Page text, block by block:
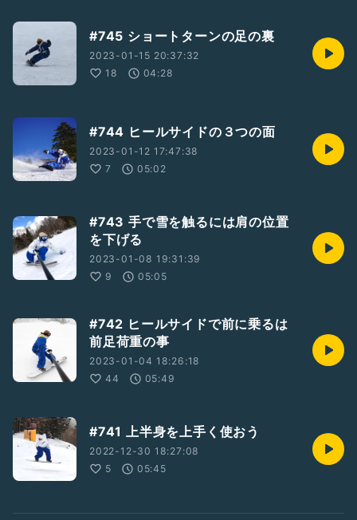
#745 ショートターンの足の裏
2023-01-15 20:37:32
18
04:28
#744 ヒールサイドの３つの面
2023-01-12 17:47:38
7
05:02
#743 手で雪を触るには肩の位置
を下げる
2023-01-08 19:31:39
9
05:05
#742 ヒールサイドで前に乗るは
前足荷重の事
2023-01-04 18:26:18
44
05:49
#741 上半身を上手く使おう
2022-12-30 18:27:08
5
05:45